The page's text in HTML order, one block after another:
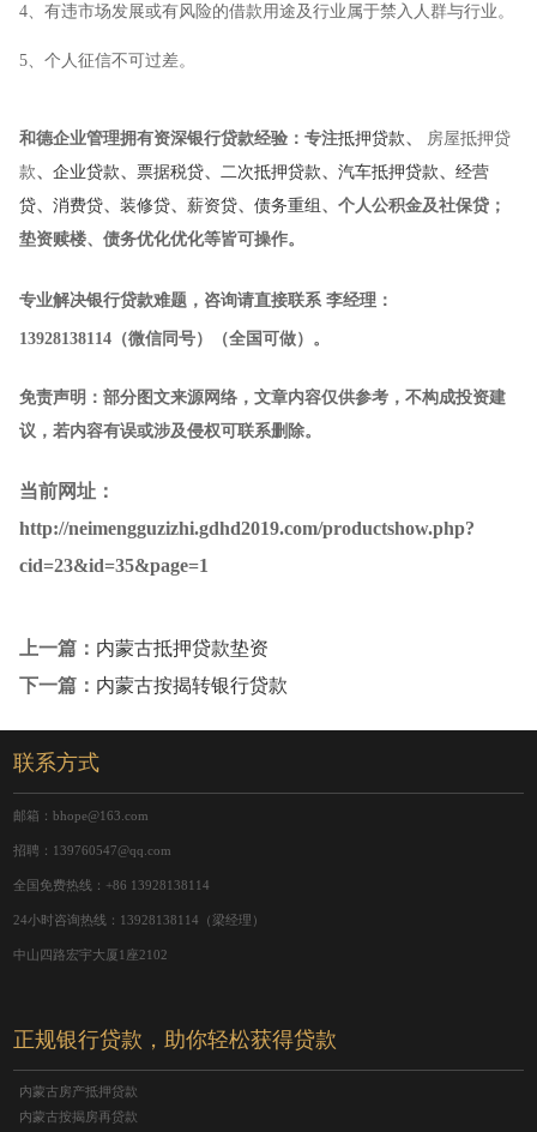
4、有违市场发展或有风险的借款用途及行业属于禁入人群与行业。
5、个人征信不可过差。
和德企业管理拥有资深银行贷款经验：专注抵押贷款、 房屋抵押贷
款、 企业贷款、 票据税贷、 二次抵押贷款、 汽车抵押贷款、 经营
贷、 消费贷、 装修贷、 薪资贷、 债务重组 、个人公积金及社保贷；
垫资赎楼、债务优化优化等皆可操作。
专业解决银行贷款难题，咨询请直接联系 李经理：
13928138114（微信同号）（全国可做） 。
免责声明：部分图文来源网络，文章内容仅供参考，不构成投资建
议，若内容有误或涉及侵权可联系删除。
当前网址：
http://neimengguzizhi.gdhd2019.com/productshow.php?
cid=23&id=35&page=1
上一篇： 内蒙古抵押贷款垫资
下一篇： 内蒙古按揭转银行贷款
联系方式
邮箱：bhope@163.com
招聘：139760547@qq.com
全国免费热线：+86 13928138114
24小时咨询热线：13928138114（梁经理）
中山四路宏宇大厦1座2102
正规银行贷款，助你轻松获得贷款
内蒙古房产抵押贷款
内蒙古按揭房再贷款